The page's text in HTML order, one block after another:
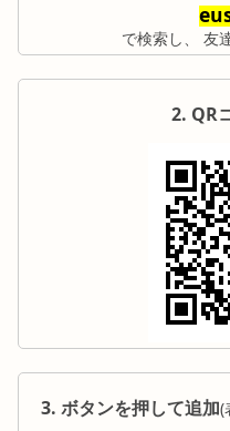
で検索し、 友
2. QR
3. ボタンを押して追加(